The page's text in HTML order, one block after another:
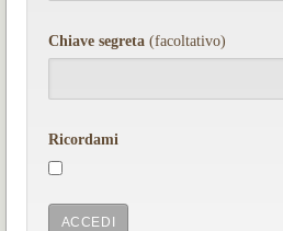
Chiave segreta (facoltativo)
Ricordami
ACCEDI